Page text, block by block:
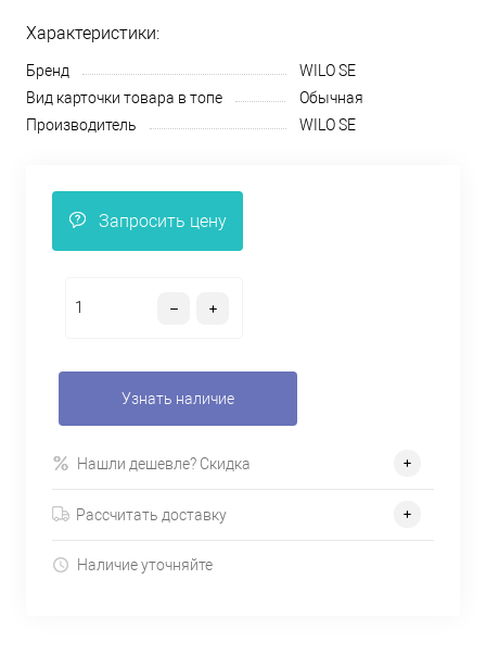
Характеристики:
Бренд
WILO SE
Вид карточки товара в топе
Обычная
Производитель
WILO SE
Запросить цену
Узнать наличие
Нашли дешевле? Скидка
Рассчитать доставку
Наличие уточняйте